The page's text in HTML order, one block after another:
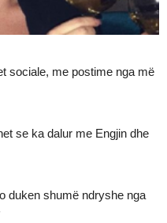
sociale, me postime nga më
se ka dalur me Engjin dhe
duken shumë ndryshe nga